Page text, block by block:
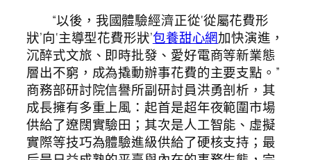
“以後，我國體驗經濟正從‘從屬花費形
狀’向‘主導型花費形狀’包養甜心網加快演進，
沉醉式文旅、即時批發、愛好電商等新業態
層出不窮，成為撬動辦事花費的主要支點。”
商務部研討院信譽所副研討員洪勇剖析，其
成長擁有多重上風：起首是超年夜範圍市場
供給了遼闊實驗田；其次是人工智能、虛擬
實際等技巧為體驗進級供給了硬核支持；最